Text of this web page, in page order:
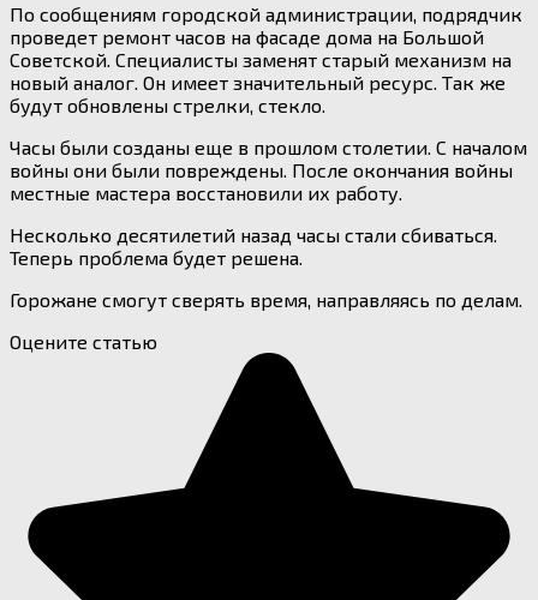
По сообщениям городской администрации, подрядчик
проведет ремонт часов на фасаде дома на Большой
Советской. Специалисты заменят старый механизм на
новый аналог. Он имеет значительный ресурс. Так же
будут обновлены стрелки, стекло.
Часы были созданы еще в прошлом столетии. С началом
войны они были повреждены. После окончания войны
местные мастера восстановили их работу.
Несколько десятилетий назад часы стали сбиваться.
Теперь проблема будет решена.
Горожане смогут сверять время, направляясь по делам.
Оцените статью